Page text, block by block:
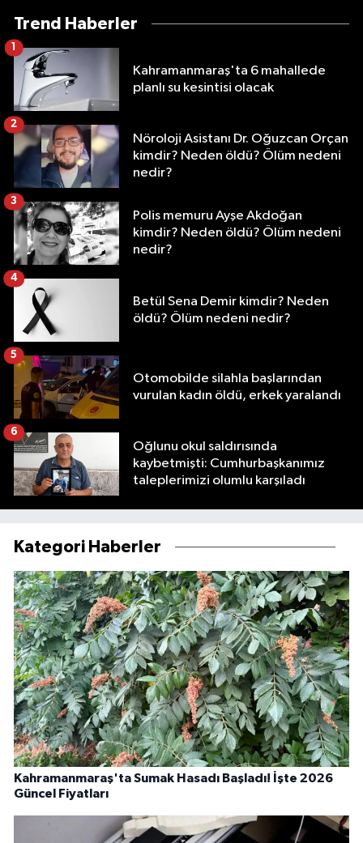
Trend Haberler
Kahramanmaraş'ta 6 mahallede
planlı su kesintisi olacak
1
Nöroloji Asistanı Dr. Oğuzcan Orçan
kimdir? Neden öldü? Ölüm nedeni
nedir?
2
Polis memuru Ayşe Akdoğan
kimdir? Neden öldü? Ölüm nedeni
nedir?
3
Betül Sena Demir kimdir? Neden
öldü? Ölüm nedeni nedir?
4
Otomobilde silahla başlarından
vurulan kadın öldü, erkek yaralandı
5
Oğlunu okul saldırısında
kaybetmişti: Cumhurbaşkanımız
taleplerimizi olumlu karşıladı
6
Kategori Haberler
Kahramanmaraş'ta Sumak Hasadı Başladı! İşte 2026
Güncel Fiyatları